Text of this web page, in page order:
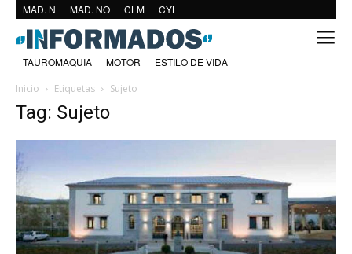
MAD. N MAD. NO CLM CYL
TAUROMAQUIA MOTOR
ESTILO DE VIDA
Inicio
Etiquetas Sujeto
Tag: Sujeto